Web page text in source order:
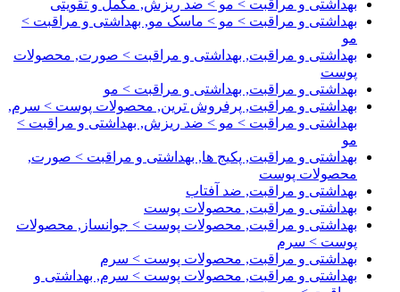
بهداشتی و مراقبت > مو > ضد ریزش, مکمل و تقویتی
بهداشتی و مراقبت > مو > ماسک مو, بهداشتی و مراقبت >
مو
بهداشتی و مراقبت, بهداشتی و مراقبت > صورت, محصولات
پوست
بهداشتی و مراقبت, بهداشتی و مراقبت > مو
بهداشتی و مراقبت, پرفروش ترین, محصولات پوست > سرم,
بهداشتی و مراقبت > مو > ضد ریزش, بهداشتی و مراقبت >
مو
بهداشتی و مراقبت, پکیج ها, بهداشتی و مراقبت > صورت,
محصولات پوست
بهداشتی و مراقبت, ضد آفتاب
بهداشتی و مراقبت, محصولات پوست
بهداشتی و مراقبت, محصولات پوست > جوانساز, محصولات
پوست > سرم
بهداشتی و مراقبت, محصولات پوست > سرم
بهداشتی و مراقبت, محصولات پوست > سرم, بهداشتی و